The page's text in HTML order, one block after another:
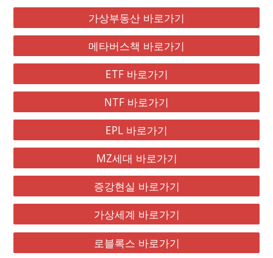
가상부동산 바로가기
메타버스책 바로가기
ETF 바로가기
NTF 바로가기
EPL 바로가기
MZ세대 바로가기
증강현실 바로가기
가상세계 바로가기
로블록스 바로가기